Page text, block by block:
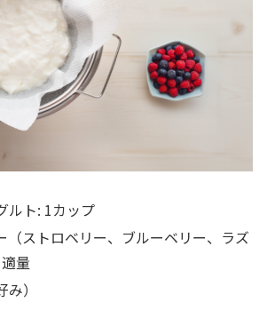
ルト: 1カップ
（ストロベリー、ブルーベリー、ラズ
量
）